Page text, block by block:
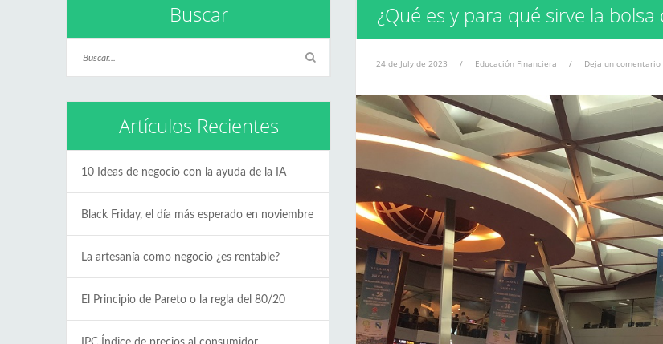
¿Qué es y para qué sirve la bolsa
24 de July de 2023 / Educación Financiera / Deja un comentario
Buscar
Artículos Recientes
10 Ideas de negocio con la ayuda de la IA
Black Friday, el día más esperado en noviembre
La artesanía como negocio ¿es rentable?
El Principio de Pareto o la regla del 80/20